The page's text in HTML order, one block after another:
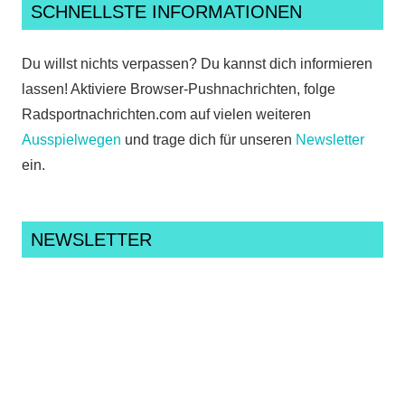
SCHNELLSTE INFORMATIONEN
Du willst nichts verpassen? Du kannst dich informieren
lassen! Aktiviere Browser-Pushnachrichten, folge
Radsportnachrichten.com auf vielen weiteren
Ausspielwegen und trage dich für unseren Newsletter
ein.
NEWSLETTER